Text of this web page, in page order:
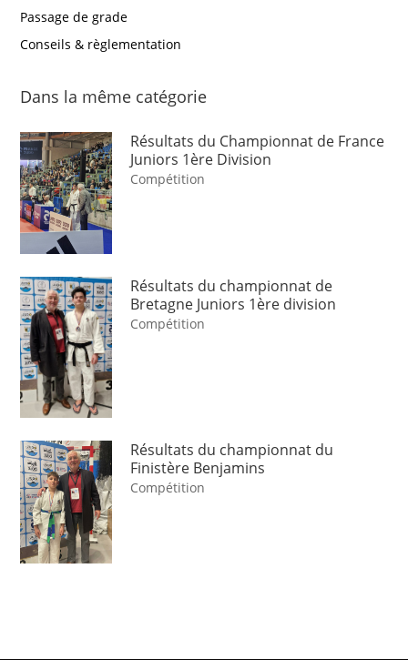
Passage de grade
Conseils & règlementation
Dans la même catégorie
Résultats du Championnat de France
Juniors 1ère Division
Compétition
Résultats du championnat de
Bretagne Juniors 1ère division
Compétition
Résultats du championnat du
Finistère Benjamins
Compétition